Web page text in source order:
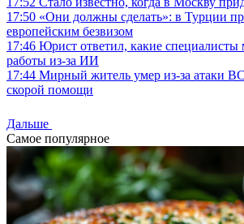
17:50 «Они должны сделать»: в Турции
европейским безвизом
17:46 Юрист ответил, какие специалисты
работы из-за ИИ
17:44 Мирный житель умер из-за атаки
скорой помощи
Дальше
Самое популярное